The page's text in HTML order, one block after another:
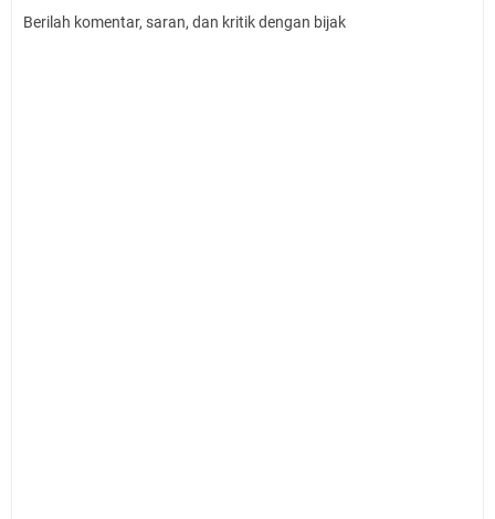
Berilah komentar, saran, dan kritik dengan bijak